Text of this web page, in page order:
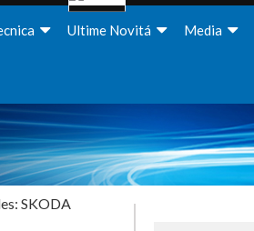
Ultime Novitá Media
SKODA